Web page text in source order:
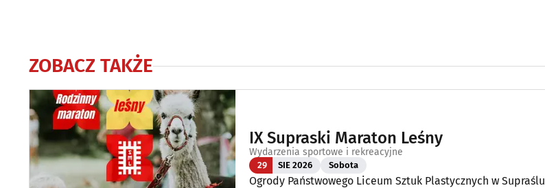
ZOBACZ TAKŻE
IX Supraski Maraton Leśny
Wydarzenia sportowe i rekreacyjne
29 SIE 2026 Sobota
Ogrody Państwowego Liceum Sztuk Plastycznych w Supraślu